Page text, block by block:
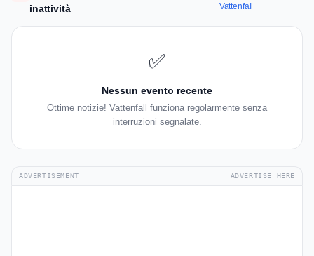
inattività
Vattenfall
✅
Nessun evento recente
Ottime notizie! Vattenfall funziona regolarmente senza
interruzioni segnalate.
ADVERTISEMENT ADVERTISE HERE